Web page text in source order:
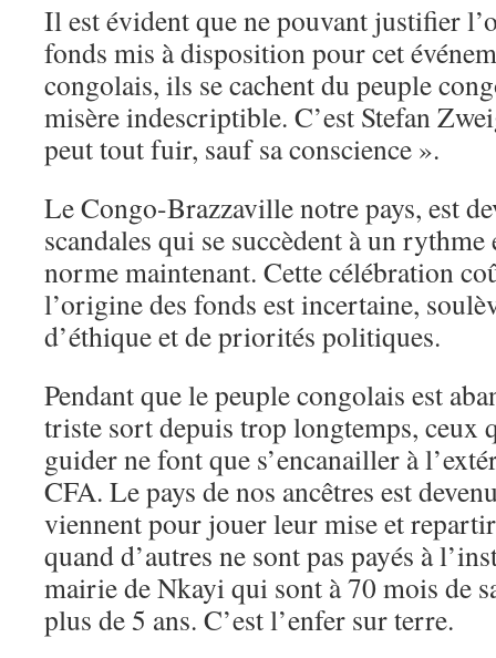
Il est évident que ne pouvant justifier
fonds mis à disposition pour cet
congolais, ils se cachent du peuple
misère indescriptible. C’est Stefan
peut tout fuir, sauf sa conscience ».
Le Congo-Brazzaville notre pays, est
scandales qui se succèdent à un
norme maintenant. Cette célébration
l’origine des fonds est incertaine,
d’éthique et de priorités politiques.
Pendant que le peuple congolais est
triste sort depuis trop longtemps, ceux
guider ne font que s’encanailler à
CFA. Le pays de nos ancêtres est
viennent pour jouer leur mise et
quand d’autres ne sont pas payés à
mairie de Nkayi qui sont à 70 mois de
plus de 5 ans. C’est l’enfer sur terre.